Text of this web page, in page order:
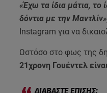
«Έχω τα ίδια μάτια, το
δόντια με την
Instagram για να
Ωστόσο στο φως της
21χρονη Γουέντελ